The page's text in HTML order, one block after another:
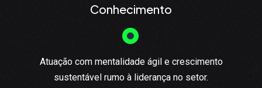
Conhecimento
Atuação com mentalidade ágil e crescimento
sustentável rumo à liderança no setor.